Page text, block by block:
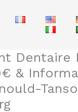
Dentaire
&